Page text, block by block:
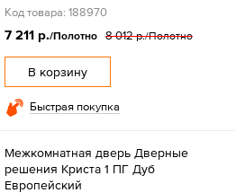
Код товара: 188970
7 211 р./Полотно 8 012 р./Полотно
В корзину
Быстрая покупка
Межкомнатная дверь Дверные
решения Криста 1 ПГ Дуб
Европейский